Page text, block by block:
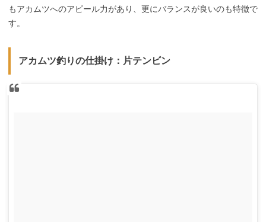
もアカムツへのアピール力があり、更にバランスが良いのも特徴で
す。
アカムツ釣りの仕掛け：片テンビン